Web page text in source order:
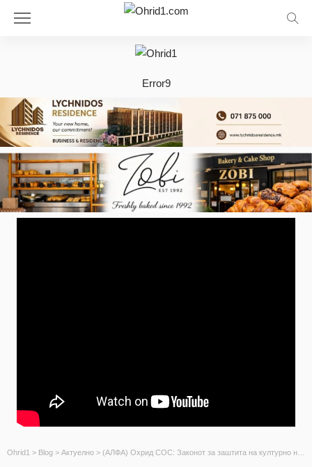
Error9
Ohrid1 > Blog > Актуелно > (АЛФА) Охрид СОС: Законот за заштита на културно наследство во Охрид ги уништи оригиналните градби и „збриша“ објекти